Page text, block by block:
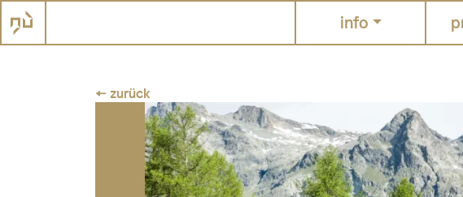
info
← zurück